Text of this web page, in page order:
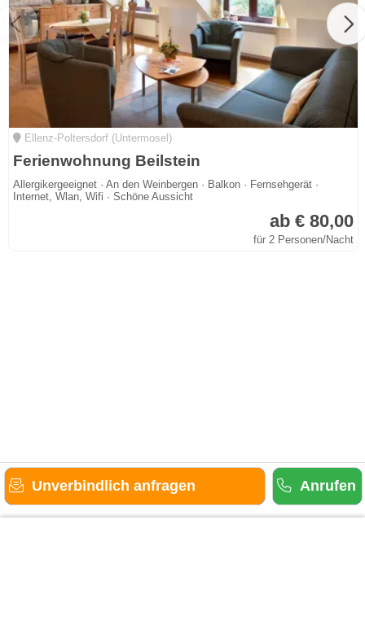
Ellenz-Poltersdorf (Untermosel)
Ferienwohnung Beilstein
Allergikergeeignet · An den Weinbergen · Balkon · Fernsehgerät ·
Internet, Wlan, Wifi · Schöne Aussicht
ab € 80,00
für 2 Personen/Nacht
Unverbindlich anfragen Anrufen